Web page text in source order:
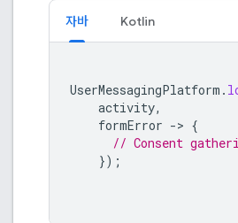
자바 Kotlin
UserMessagingPlatform .
activity,
formError -> {
// Consent
});